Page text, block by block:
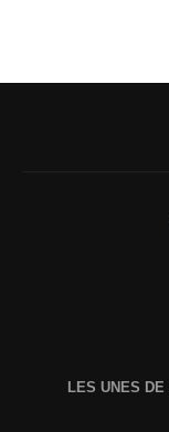
LES UNES DE